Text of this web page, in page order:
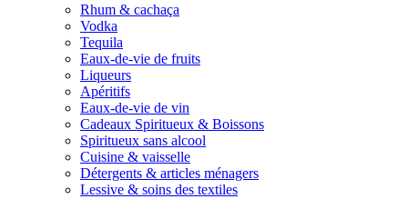
Rhum & cachaça
Vodka
Tequila
Eaux-de-vie de fruits
Liqueurs
Apéritifs
Eaux-de-vie de vin
Cadeaux Spiritueux & Boissons
Spiritueux sans alcool
Cuisine & vaisselle
Détergents & articles ménagers
Lessive & soins des textiles